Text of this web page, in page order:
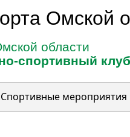
Омской
области
спортивный
Спортивные мероприятия